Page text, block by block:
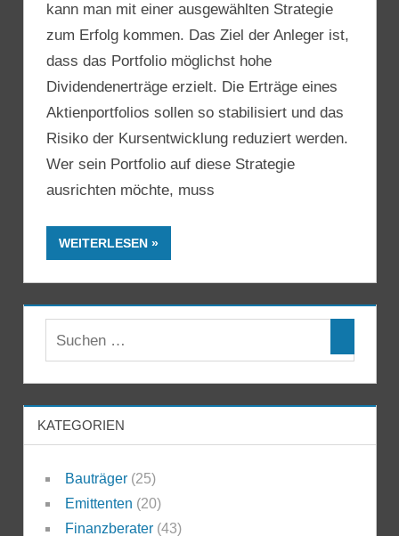
kann man mit einer ausgewählten Strategie
zum Erfolg kommen. Das Ziel der Anleger ist,
dass das Portfolio möglichst hohe
Dividendenerträge erzielt. Die Erträge eines
Aktienportfolios sollen so stabilisiert und das
Risiko der Kursentwicklung reduziert werden.
Wer sein Portfolio auf diese Strategie
ausrichten möchte, muss
WEITERLESEN
KATEGORIEN
Bauträger(25)
Emittenten (20)
Finanzberater(43)